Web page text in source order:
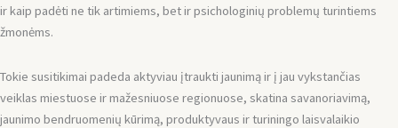
ir kaip padėti ne tik artimiems, bet ir psichologinių problemų turintiems
žmonėms.
Tokie susitikimai padeda aktyviau įtraukti jaunimą ir į jau vykstančias
veiklas miestuose ir mažesniuose regionuose, skatina savanoriavimą,
jaunimo bendruomenių kūrimą, produktyvaus ir turiningo laisvalaikio